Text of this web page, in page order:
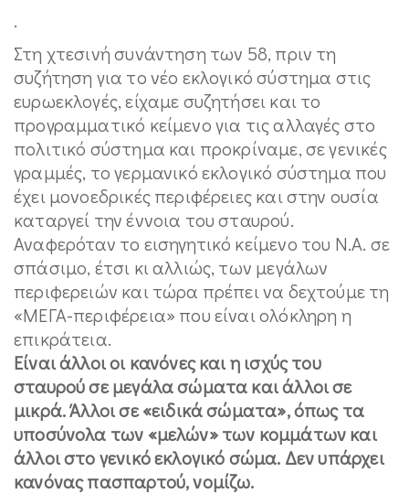
.
Στη χτεσινή συνάντηση των 58, πριν τη
συζήτηση για το νέο εκλογικό σύστημα στις
ευρωεκλογές, είχαμε συζητήσει και το
προγραμματικό κείμενο για τις αλλαγές στο
πολιτικό σύστημα και προκρίναμε, σε γενικές
γραμμές, το γερμανικό εκλογικό σύστημα που
έχει μονοεδρικές περιφέρειες και στην ουσία
καταργεί την έννοια του σταυρού.
Αναφερόταν το εισηγητικό κείμενο του Ν.Α. σε
σπάσιμο, έτσι κι αλλιώς, των μεγάλων
περιφερειών και τώρα πρέπει να δεχτούμε τη
«ΜΕΓΑ-περιφέρεια» που είναι ολόκληρη η
επικράτεια.
Είναι άλλοι οι κανόνες και η ισχύς του
σταυρού σε μεγάλα σώματα και άλλοι σε
μικρά. Άλλοι σε «ειδικά σώματα», όπως τα
υποσύνολα των «μελών» των κομμάτων και
άλλοι στο γενικό εκλογικό σώμα. Δεν υπάρχει
κανόνας πασπαρτού, νομίζω.